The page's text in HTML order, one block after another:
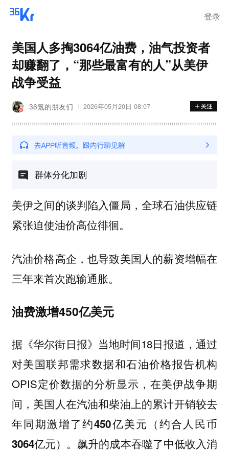
登录
美国人多掏3064亿油费，油气投资者
却赚翻了，“那些最富有的人”从美伊
战争受益
36氪的朋友们 2026年05月20日 08:07
群体分化加剧
美伊之间的谈判陷入僵局，全球石油供应链
紧张迫使油价高位徘徊。
汽油价格高企，也导致美国人的薪资增幅在
三年来首次跑输通胀。
油费激增450亿美元
据《华尔街日报》当地时间18日报道，通过
对美国联邦需求数据和石油价格报告机构
OPIS定价数据的分析显示，在美伊战争期
间，美国人在汽油和柴油上的累计开销较去
年同期激增了约450亿美元（约合人民币
3064亿元）。 飙升的成本吞噬了中低收入消